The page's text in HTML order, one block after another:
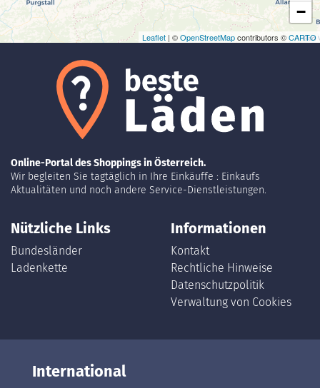
−
Leaflet | ©OpenStreetMapcontributors ©CARTO
Online-Portal des Shoppings in Österreich.
Wir begleiten Sie tagtäglich in Ihre Einkäuffe : Einkaufs
Aktualitäten und noch andere Service-Dienstleistungen.
Nützliche Links
Bundesländer
Ladenkette
Informationen
Kontakt
Rechtliche Hinweise
Datenschutzpolitik
Verwaltung von Cookies
International